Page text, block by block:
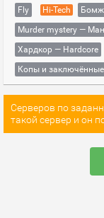
Fly
Hi-Tech
Murder mystery —
Хардкор — Hardcore
Копы и
Серверов по
такой сервер и он